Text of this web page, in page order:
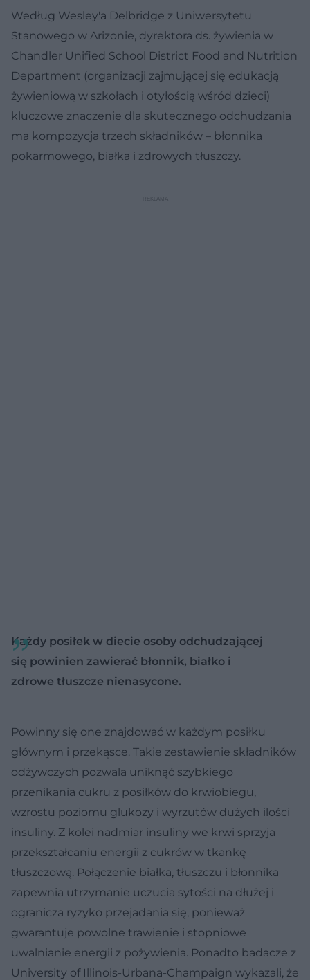
Według Wesley'a Delbridge z Uniwersytetu
Stanowego w Arizonie, dyrektora ds. żywienia w
Chandler Unified School District Food and Nutrition
Department (organizacji zajmującej się edukacją
żywieniową w szkołach i otyłością wśród dzieci)
kluczowe znaczenie dla skutecznego odchudzania
ma kompozycja trzech składników – błonnika
pokarmowego, białka i zdrowych tłuszczy.
Każdy posiłek w diecie osoby odchudzającej
się powinien zawierać błonnik, białko i
zdrowe tłuszcze nienasycone.
Powinny się one znajdować w każdym posiłku
głównym i przekąsce. Takie zestawienie składników
odżywczych pozwala uniknąć szybkiego
przenikania cukru z posiłków do krwiobiegu,
wzrostu poziomu glukozy i wyrzutów dużych ilości
insuliny. Z kolei nadmiar insuliny we krwi sprzyja
przekształcaniu energii z cukrów w tkankę
tłuszczową. Połączenie białka, tłuszczu i błonnika
zapewnia utrzymanie uczucia sytości na dłużej i
ogranicza ryzyko przejadania się, ponieważ
gwarantuje powolne trawienie i stopniowe
uwalnianie energii z pożywienia. Ponadto badacze z
University of Illinois-Urbana-Champaign wykazali, że